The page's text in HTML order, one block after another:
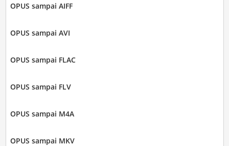
OPUS sampai AIFF
OPUS sampai AVI
OPUS sampai FLAC
OPUS sampai FLV
OPUS sampai M4A
OPUS sampai MKV